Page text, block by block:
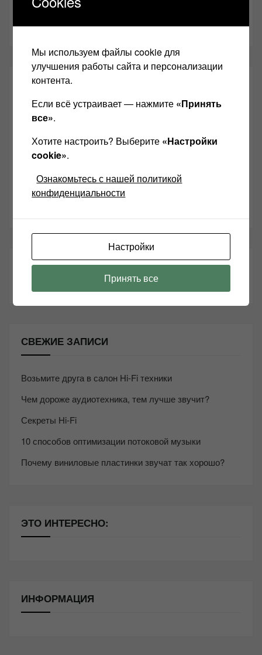
Желаю Вам найти свой звук, с уважением,
СОЦИАЛЬНЫЕ СЕТИ:
Звукомания сайт оф.группа
Винтажная Hi-Fi и High-End техника
Контакт
Одноклассники
ТАКЖЕ ЧИТАЕМ:
СВЕЖИЕ ЗАПИСИ
Возьмите друга в салон Hi-Fi техники
Чем дороже аудиотехника, тем лучше звучит?
Секреты Hi-Fi
10 способов оптимизации потоковой музыки
Почему виниловые пластинки звучат так хорошо?
ЭТО ИНТЕРЕСНО:
ИНФОРМАЦИЯ
Мы используем файлы cookie для
улучшения работы сайта и персонализации
контента.
Если всё устраивает — нажмите «Принять
все».
Хотите настроить? Выберите «Настройки
cookie».
Ознакомьтесь с нашей политикой
конфиденциальности
Настройки
Принять все